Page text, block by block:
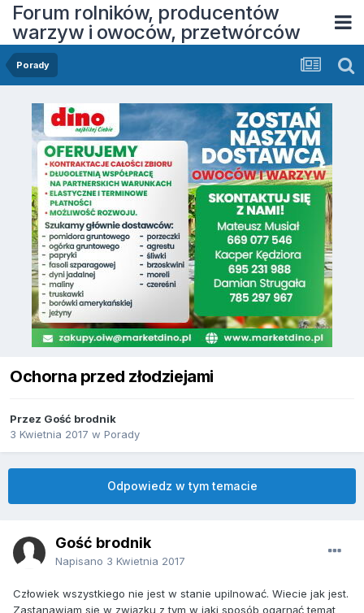
Forum rolników, producentów
warzyw i owoców, przetwórców
Porady
Ochorna przed złodziejami
Przez Gość brodnik
3 Kwietnia 2017 w Porady
Odpowiedz w tym temacie
Gość brodnik
Napisano 3 Kwietnia 2017
Człowiek wszystkiego nie jest w stanie upilnować. Wiecie jak jest.
Zastanawiam się w związku z tym w jaki sposób ogarnąć temat